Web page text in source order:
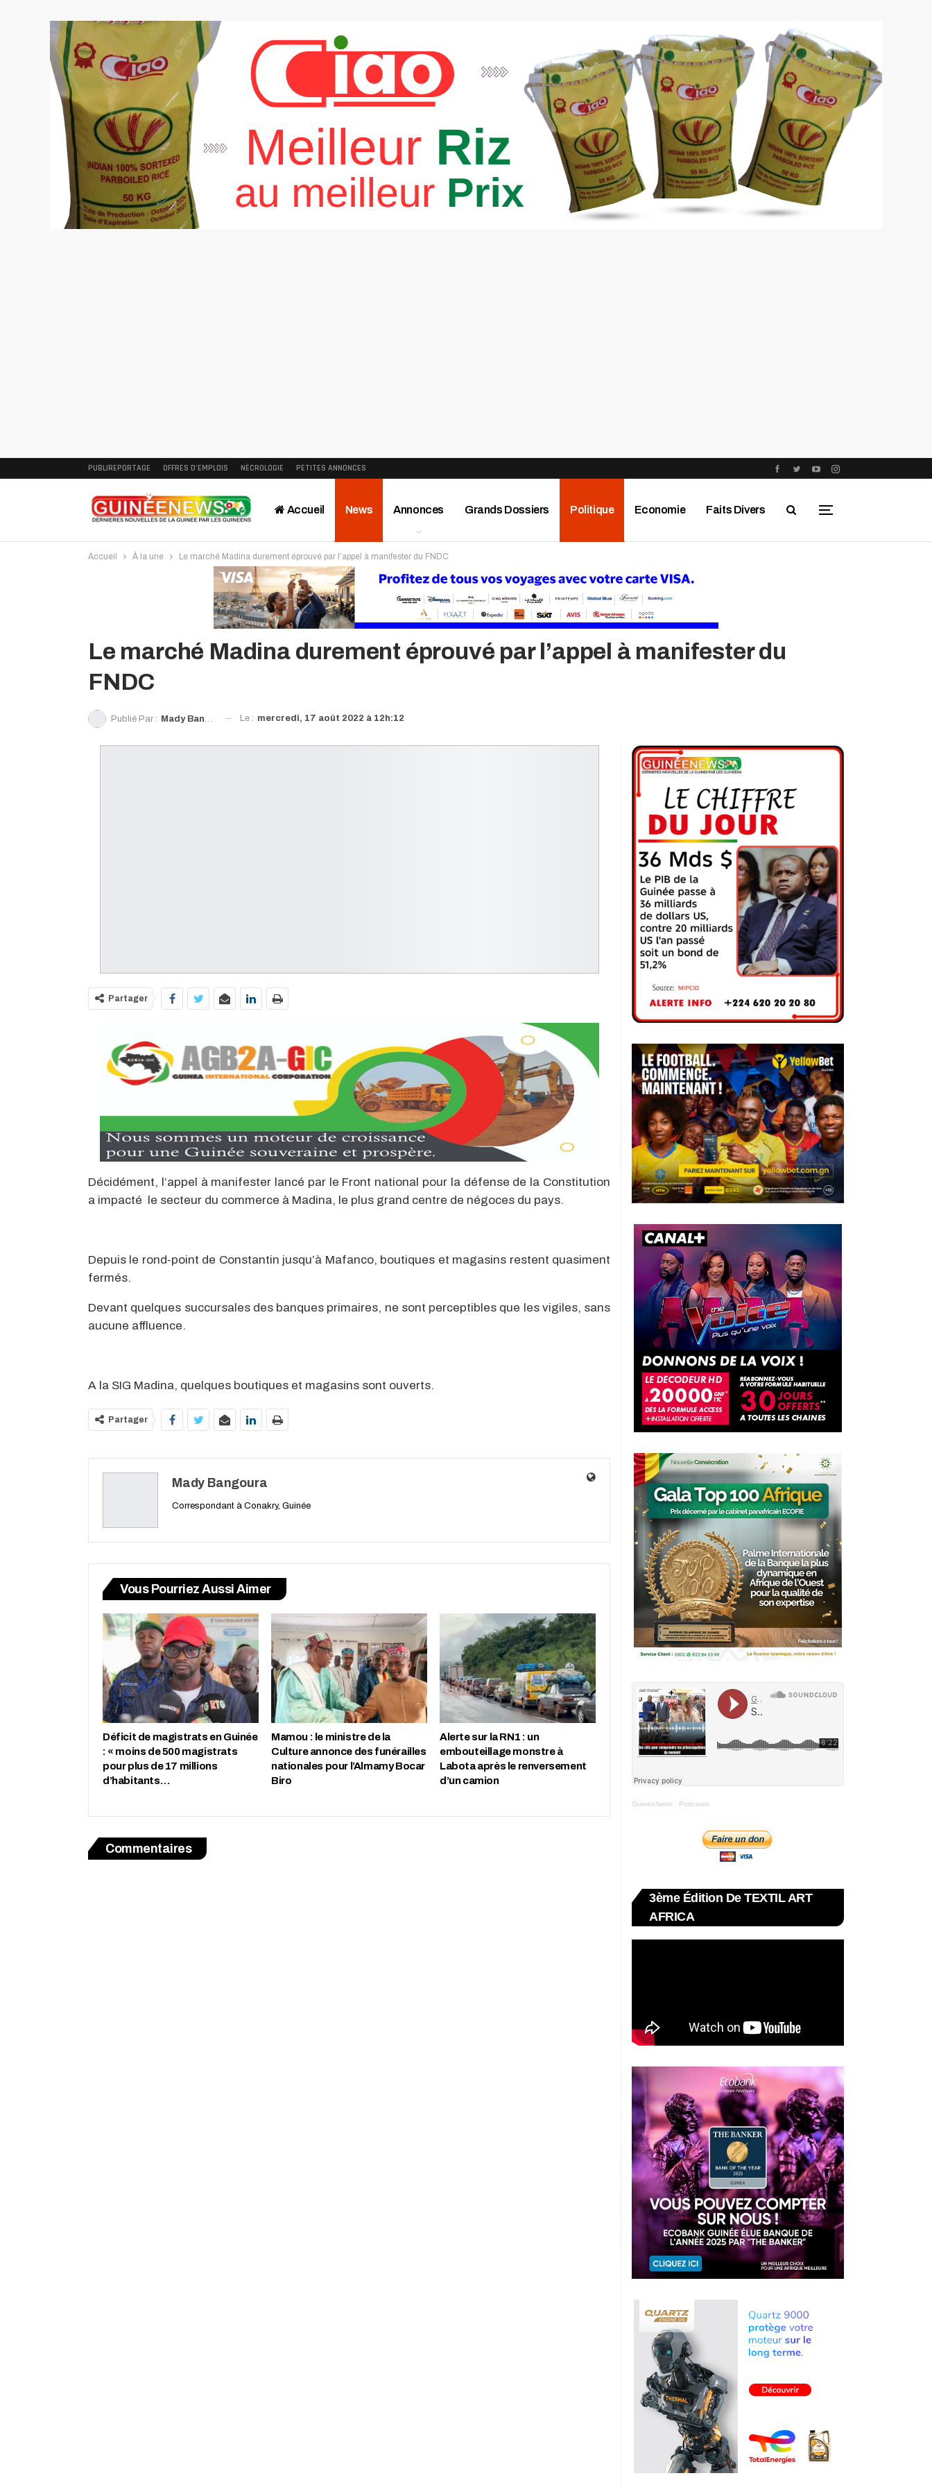
PUBLIREPORTAGE OFFRES D’EMPLOIS NÉCROLOGIE PETITES ANNONCES
Accueil News Annonces Grands Dossiers Politique Economie Faits Divers
Interviews Publireportage Région
Accueil À la une Le marché Madina durement éprouvé par l’appel à manifester du FNDC
Le marché Madina durement éprouvé par l’appel à manifester du
FNDC
Publié Par : Mady Bangoura Le : mercredi, 17 août 2022 à 12h:12
Partager
Décidément, l’appel à manifester lancé par le Front national pour la défense de la Constitution
a impacté le secteur du commerce à Madina, le plus grand centre de négoces du pays.
Depuis le rond-point de Constantin jusqu’à Mafanco, boutiques et magasins restent quasiment
fermés.
Devant quelques succursales des banques primaires, ne sont perceptibles que les vigiles, sans
aucune affluence.
A la SIG Madina, quelques boutiques et magasins sont ouverts.
Partager
Mady Bangoura
Correspondant à Conakry, Guinée
Vous Pourriez Aussi Aimer
Déficit de magistrats en Guinée
: « moins de 500 magistrats
pour plus de 17 millions
d’habitants…
Mamou : le ministre de la
Culture annonce des funérailles
nationales pour l’Almamy Bocar
Biro
Alerte sur la RN1 : un
embouteillage monstre à
Labota après le renversement
d’un camion
Commentaires
GuineeNews · Podcasts
3ème Édition De TEXTIL ART
AFRICA